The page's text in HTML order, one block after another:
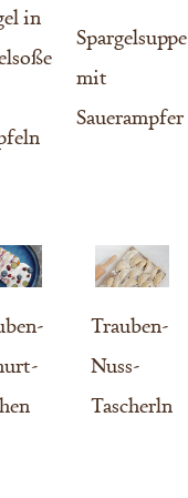
in
Spargelsuppe
mit
Sauerampfer
Trauben-
Nuss-
Tascherln